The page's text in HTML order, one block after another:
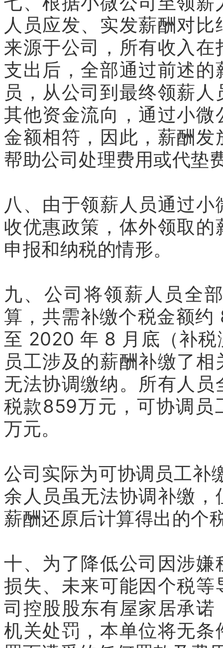
人员应发、实发薪酬对
来源于公司，所有收入
支出后，全部通过前述
员，从公司到最终领薪
其他资金流向，通过小
金额相符，因此，薪酬
帮助公司处理费用或代垫
八、由于领薪人员通过
收优惠政策，体外领取
申报和纳税的情形。
九、公司将领薪人员全
算，共需补缴个税金额
至 2020 年 8 月底（补
员工涉及的薪酬补缴了
无法协调缴纳。所有人
税款859万元，可协调
万元。
公司实际为可协调员工补
余人员虽无法协调补缴
薪酬还原后计算得出的个
十、为了降低公司因涉
损失、未来可能因个税
司控股股东有屋家居承
机关处罚，本单位将无